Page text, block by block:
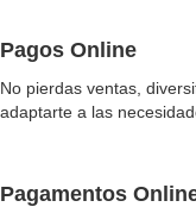
Pagos Online
No pierdas ventas,
adaptarte a las
Pagamentos